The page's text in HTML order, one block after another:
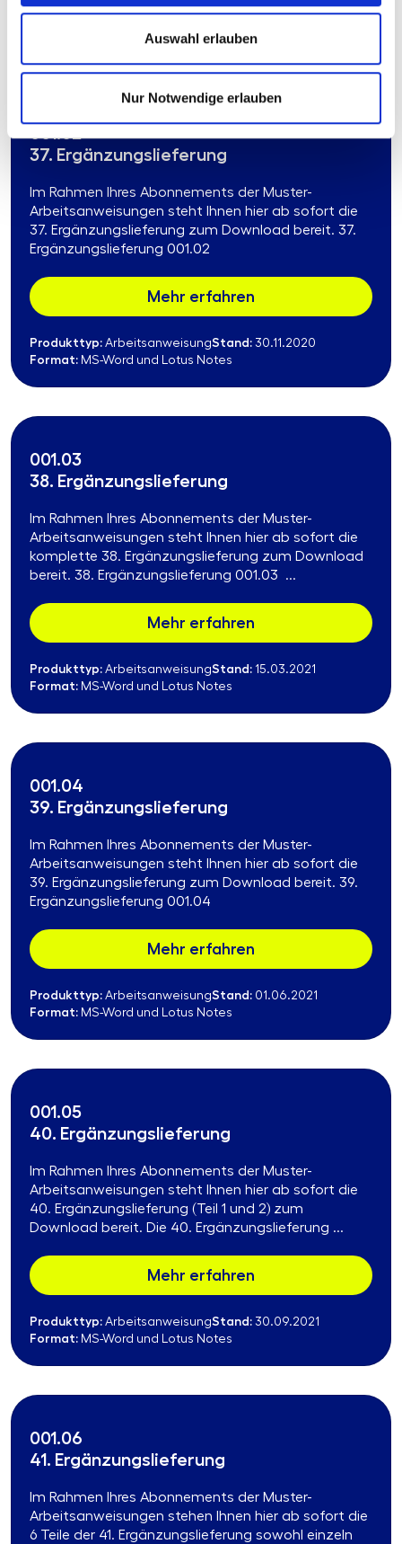
Auswahl erlauben
Nur Notwendige erlauben
Produkttyp:ArbeitsanweisungStand:15.09.2020
MS-Word und Lotus Notes
001.02
37. Ergänzungslieferung
Im Rahmen Ihres Abonnements der Muster-
Arbeitsanweisungen steht Ihnen hier ab sofort die
37. Ergänzungslieferung zum Download bereit. 37.
Ergänzungslieferung 001.02
Mehr erfahren
Produkttyp: ArbeitsanweisungStand: 30.11.2020
Format: MS-Word und Lotus Notes
001.03
38. Ergänzungslieferung
Im Rahmen Ihres Abonnements der Muster-
Arbeitsanweisungen steht Ihnen hier ab sofort die
komplette 38. Ergänzungslieferung zum Download
bereit. 38. Ergänzungslieferung 001.03 ...
Mehr erfahren
Produkttyp: ArbeitsanweisungStand: 15.03.2021
Format: MS-Word und Lotus Notes
001.04
39. Ergänzungslieferung
Im Rahmen Ihres Abonnements der Muster-
Arbeitsanweisungen steht Ihnen hier ab sofort die
39. Ergänzungslieferung zum Download bereit. 39.
Ergänzungslieferung 001.04
Mehr erfahren
Produkttyp: ArbeitsanweisungStand: 01.06.2021
Format: MS-Word und Lotus Notes
001.05
40. Ergänzungslieferung
Im Rahmen Ihres Abonnements der Muster-
Arbeitsanweisungen steht Ihnen hier ab sofort die
40. Ergänzungslieferung (Teil 1 und 2) zum
Download bereit. Die 40. Ergänzungslieferung ...
Mehr erfahren
Produkttyp: ArbeitsanweisungStand: 30.09.2021
Format: MS-Word und Lotus Notes
001.06
41. Ergänzungslieferung
Im Rahmen Ihres Abonnements der Muster-
Arbeitsanweisungen stehen Ihnen hier ab sofort die
6 Teile der 41. Ergänzungslieferung sowohl einzeln